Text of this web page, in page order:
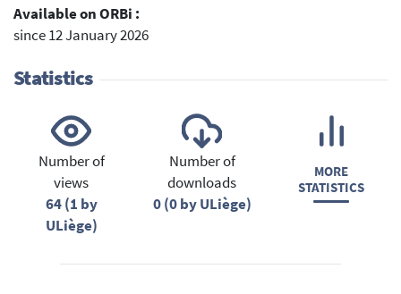
Available on ORBi :
since 12 January 2026
Statistics
Number of
views
64 (1 by
ULiège)
Number of
downloads
0 (0 by ULiège)
MORE
STATISTICS